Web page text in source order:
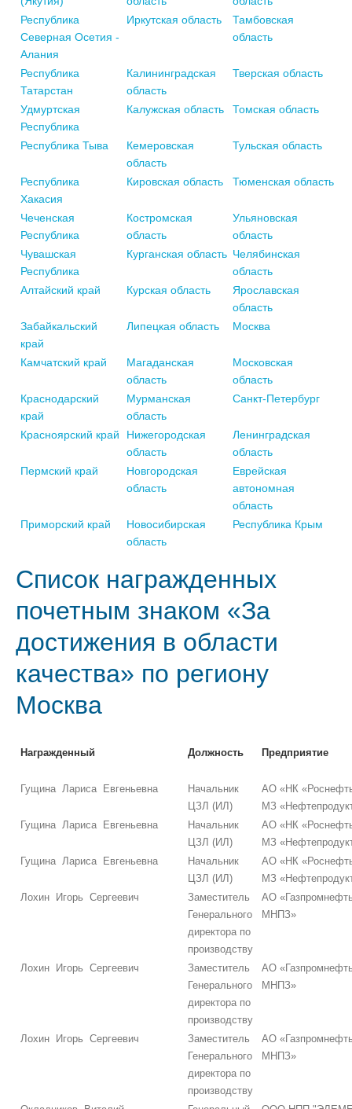
Республика
Северная Осетия -
Алания
Иркутская область
Тамбовская
область
Республика
Татарстан
Калининградская
область
Тверская область
Удмуртская
Республика
Калужская область Томская область
Республика Тыва
Кемеровская
область
Тульская область
Республика
Хакасия
Кировская область Тюменская область
Чеченская
Республика
Костромская
область
Ульяновская
область
Чувашская
Республика
Курганская область Челябинская
область
Алтайский край
Курская область
Ярославская
область
Забайкальский
край
Липецкая область Москва
Камчатский край
Магаданская
область
Московская
область
Краснодарский
край
Мурманская
область
Санкт-Петербург
Красноярский край
Нижегородская
область
Ленинградская
область
Пермский край
Новгородская
область
Еврейская
автономная
область
Приморский край
Новосибирская
область
Республика Крым
Список награжденных
почетным знаком «За
достижения в области
качества» по региону
Москва
Награжденный Должность Предприятие
Гущина Лариса Евгеньевна
Начальник
ЦЗЛ (ИЛ)
АО «НК
МЗ
Гущина Лариса Евгеньевна
Начальник
ЦЗЛ (ИЛ)
АО «НК
МЗ
Гущина Лариса Евгеньевна
Начальник
ЦЗЛ (ИЛ)
АО «НК
МЗ
Лохин Игорь Сергеевич
Заместитель
Генерального
директора по
производству
АО
МНПЗ»
Лохин Игорь Сергеевич
Заместитель
Генерального
директора по
производству
АО
МНПЗ»
Лохин Игорь Сергеевич
Заместитель
Генерального
директора по
производству
АО
МНПЗ»